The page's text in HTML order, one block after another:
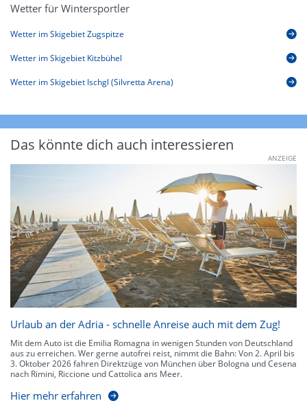
Wetter für Wintersportler
Wetter im Skigebiet Zugspitze
Wetter im Skigebiet Kitzbühel
Wetter im Skigebiet Ischgl (Silvretta Arena)
Das könnte dich auch interessieren
ANZEIGE
Urlaub an der Adria - schnelle Anreise auch mit dem Zug!
Mit dem Auto ist die Emilia Romagna in wenigen Stunden von Deutschland
aus zu erreichen. Wer gerne autofrei reist, nimmt die Bahn: Von 2. April bis
3. Oktober 2026 fahren Direktzüge von München über Bologna und Cesena
nach Rimini, Riccione und Cattolica ans Meer.
Hier mehr erfahren